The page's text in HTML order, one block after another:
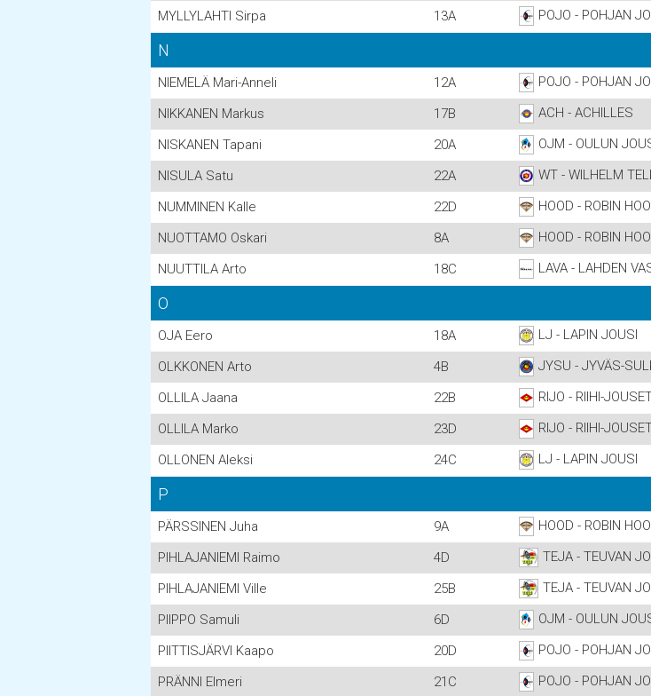
MYLLYLAHTI Sirpa
13A POJO - POHJAN
N
NIEMELÄ Mari-Anneli 12A POJO - POHJAN
NIKKANEN Markus
17B ACH - ACHILLES
NISKANEN Tapani
20A OJM - OULUN
NISULA Satu
22A WT - WILHELM
NUMMINEN Kalle
22D HOOD - ROBIN
NUOTTAMO Oskari
8A HOOD - ROBIN
NUUTTILA Arto
18C LAVA - LAHDEN
O
OJA Eero 18A LJ - LAPIN JOUSI
OLKKONEN Arto
4B JYSU - JYVÄS-
OLLILA Jaana
22B RIJO - RIIHI-
OLLILA Marko
23D RIJO - RIIHI-
OLLONEN Aleksi
24C LJ - LAPIN JOUSI
P
PÄRSSINEN Juha 9A HOOD - ROBIN
PIHLAJANIEMI Raimo
4D TEJA - TEUVAN
PIHLAJANIEMI Ville
25B TEJA - TEUVAN
PIIPPO Samuli
6D OJM - OULUN
PIITTISJÄRVI Kaapo
20D POJO - POHJAN
PRÄNNI Elmeri
21C POJO - POHJAN